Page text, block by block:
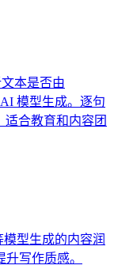
本是否由
AI 模型生成。逐句
适合教育和内容团
模型生成的内容润
写作质感。